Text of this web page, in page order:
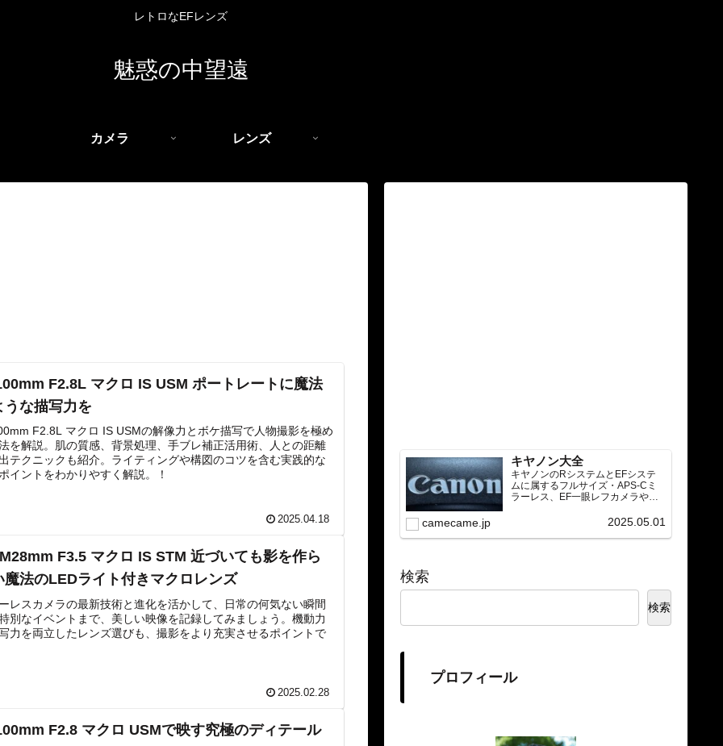
レトロなEFレンズ
魅惑の中望遠
カメラ レンズ
F2.8L マクロ IS USM ポートレートに魔法
うな描写力を
F2.8L マクロ IS USMの解像力とボケ描写で人物撮影を極め
を解説。肌の質感、背景処理、手ブレ補正活用術、人との距離
テクニックも紹介。ライティングや構図のコツを含む実践的な
イントをわかりやすく解説。！
2025.04.18
F3.5 マクロ IS STM 近づいても影を作ら
魔法のLEDライト付きマクロレンズ
レスカメラの最新技術と進化を活かして、日常の何気ない瞬間
別なイベントまで、美しい映像を記録してみましょう。機動力
力を両立したレンズ選びも、撮影をより充実させるポイントで
2025.02.28
F2.8 マクロ USMで映す究極のディテール
キヤノン大全
キヤノンのRシステムとEFシステ
ムに属するフルサイズ・APS-Cミ
ラーレス、EF一眼レフカメラや
望遠）をカテゴリ別に網羅し、効
種の内部リンク設計で回遊性向上
camecame.jp 2025.05.01
検索
検索
プロフィール